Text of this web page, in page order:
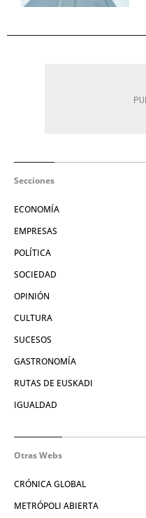
Secciones
ECONOMÍA
EMPRESAS
POLÍTICA
SOCIEDAD
OPINIÓN
CULTURA
SUCESOS
GASTRONOMÍA
RUTAS DE EUSKADI
IGUALDAD
Otras Webs
CRÓNICA GLOBAL
METRÓPOLI ABIERTA